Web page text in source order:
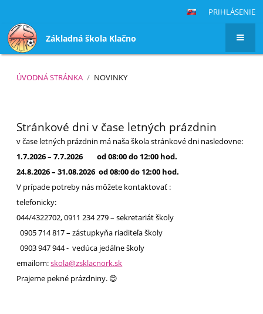
PRIHLÁSENIE
Základná škola Klačno
ÚVODNÁ STRÁNKA / NOVINKY
Stránkové dni v čase letných prázdnin
v čase letných prázdnin má naša škola stránkové dni nasledovne:
1.7.2026 – 7.7.2026 od 08:00 do 12:00 hod.
24.8.2026 – 31.08.2026 od 08:00 do 12:00 hod.
V prípade potreby nás môžete kontaktovať :
telefonicky:
044/4322702, 0911 234 279 – sekretariát školy
0905 714 817 – zástupkyňa riaditeľa školy
0903 947 944 - vedúca jedálne školy
emailom:skola@zsklacnork.sk
Prajeme pekné prázdniny. 😊